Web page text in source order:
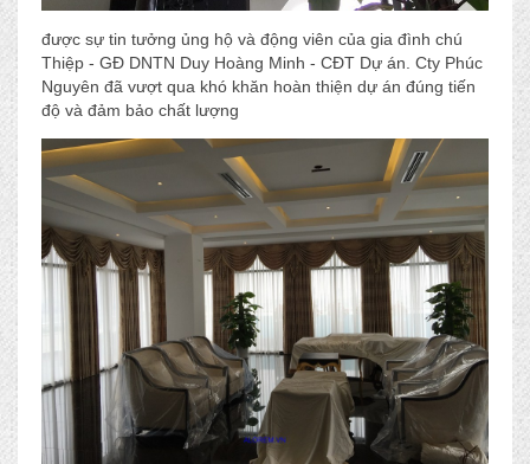
được sự tin tưởng ủng hộ và động viên của gia đình chú
Thiệp - GĐ DNTN Duy Hoàng Minh - CĐT Dự án. Cty Phúc
Nguyên đã vượt qua khó khăn hoàn thiện dự án đúng tiến
độ và đảm bảo chất lượng